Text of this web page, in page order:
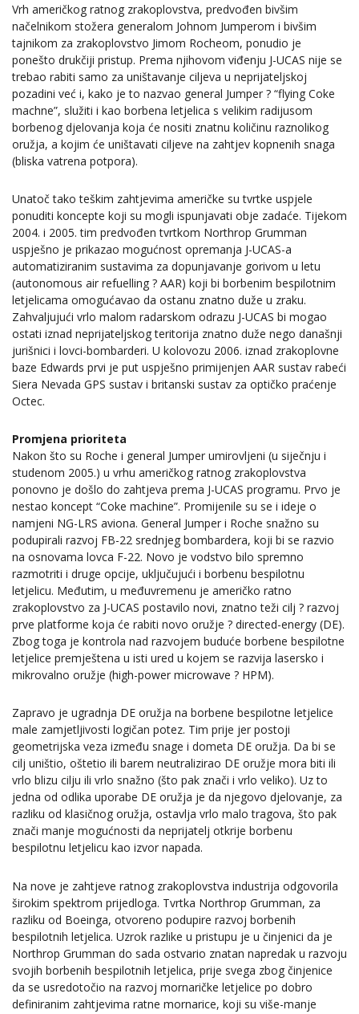
Vrh američkog ratnog zrakoplovstva, predvođen bivšim
načelnikom stožera generalom Johnom Jumperom i bivšim
tajnikom za zrakoplovstvo Jimom Rocheom, ponudio je
ponešto drukčiji pristup. Prema njihovom viđenju J-UCAS nije se
trebao rabiti samo za uništavanje ciljeva u neprijateljskoj
pozadini već i, kako je to nazvao general Jumper ? “flying Coke
machne”, služiti i kao borbena letjelica s velikim radijusom
borbenog djelovanja koja će nositi znatnu količinu raznolikog
oružja, a kojim će uništavati ciljeve na zahtjev kopnenih snaga
(bliska vatrena potpora).
Unatoč tako teškim zahtjevima američke su tvrtke uspjele
ponuditi koncepte koji su mogli ispunjavati obje zadaće. Tijekom
2004. i 2005. tim predvođen tvrtkom Northrop Grumman
uspješno je prikazao mogućnost opremanja J-UCAS-a
automatiziranim sustavima za dopunjavanje gorivom u letu
(autonomous air refuelling ? AAR) koji bi borbenim bespilotnim
letjelicama omogućavao da ostanu znatno duže u zraku.
Zahvaljujući vrlo malom radarskom odrazu J-UCAS bi mogao
ostati iznad neprijateljskog teritorija znatno duže nego današnji
jurišnici i lovci-bombarderi. U kolovozu 2006. iznad zrakoplovne
baze Edwards prvi je put uspješno primijenjen AAR sustav rabeći
Siera Nevada GPS sustav i britanski sustav za optičko praćenje
Octec.
Promjena prioriteta
Nakon što su Roche i general Jumper umirovljeni (u siječnju i
studenom 2005.) u vrhu američkog ratnog zrakoplovstva
ponovno je došlo do zahtjeva prema J-UCAS programu. Prvo je
nestao koncept “Coke machine”. Promijenile su se i ideje o
namjeni NG-LRS aviona. General Jumper i Roche snažno su
podupirali razvoj FB-22 srednjeg bombardera, koji bi se razvio
na osnovama lovca F-22. Novo je vodstvo bilo spremno
razmotriti i druge opcije, uključujući i borbenu bespilotnu
letjelicu. Međutim, u međuvremenu je američko ratno
zrakoplovstvo za J-UCAS postavilo novi, znatno teži cilj ? razvoj
prve platforme koja će rabiti novo oružje ? directed-energy (DE).
Zbog toga je kontrola nad razvojem buduće borbene bespilotne
letjelice premještena u isti ured u kojem se razvija lasersko i
mikrovalno oružje (high-power microwave ? HPM).
Zapravo je ugradnja DE oružja na borbene bespilotne letjelice
male zamjetljivosti logičan potez. Tim prije jer postoji
geometrijska veza između snage i dometa DE oružja. Da bi se
cilj uništio, oštetio ili barem neutralizirao DE oružje mora biti ili
vrlo blizu cilju ili vrlo snažno (što pak znači i vrlo veliko). Uz to
jedna od odlika uporabe DE oružja je da njegovo djelovanje, za
razliku od klasičnog oružja, ostavlja vrlo malo tragova, što pak
znači manje mogućnosti da neprijatelj otkrije borbenu
bespilotnu letjelicu kao izvor napada.
Na nove je zahtjeve ratnog zrakoplovstva industrija odgovorila
širokim spektrom prijedloga. Tvrtka Northrop Grumman, za
razliku od Boeinga, otvoreno podupire razvoj borbenih
bespilotnih letjelica. Uzrok razlike u pristupu je u činjenici da je
Northrop Grumman do sada ostvario znatan napredak u razvoju
svojih borbenih bespilotnih letjelica, prije svega zbog činjenice
da se usredotočio na razvoj mornaričke letjelice po dobro
definiranim zahtjevima ratne mornarice, koji su više-manje